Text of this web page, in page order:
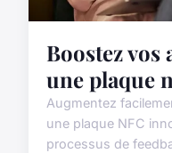
Boostez vos
une plaque
Augmentez
une plaque NFC
processus de